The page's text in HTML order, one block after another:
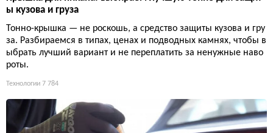
ы кузова и груза
Тонно-крышка — не роскошь, а средство защиты кузова и гру
за. Разбираемся в типах, ценах и подводных камнях, чтобы в
ыбрать лучший вариант и не переплатить за ненужные наво
роты.
Технологии 7 784